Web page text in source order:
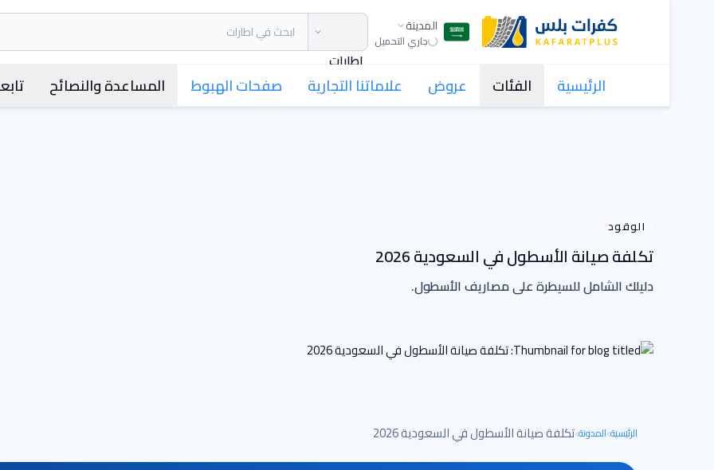
المدينة
جاري التحميل
اطارات
الرئيسية الفئات عروض علاماتنا التجارية صفحات الهبوط المساعدة والنصائح
الوقود
تكلفة صيانة الأسطول في السعودية 2026
دليلك الشامل للسيطرة على مصاريف الأسطول.
الرئيسية›المدونة›تكلفة صيانة الأسطول في السعودية 2026